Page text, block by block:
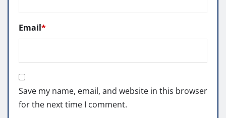
Email*
Save my name, email, and website in this browser
for the next time I comment.